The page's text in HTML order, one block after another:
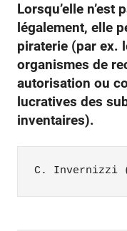
Lorsqu’elle n’est
légalement, elle
piraterie (par ex.
organismes de
autorisation ou
lucratives des
inventaires).
C. Invernizzi